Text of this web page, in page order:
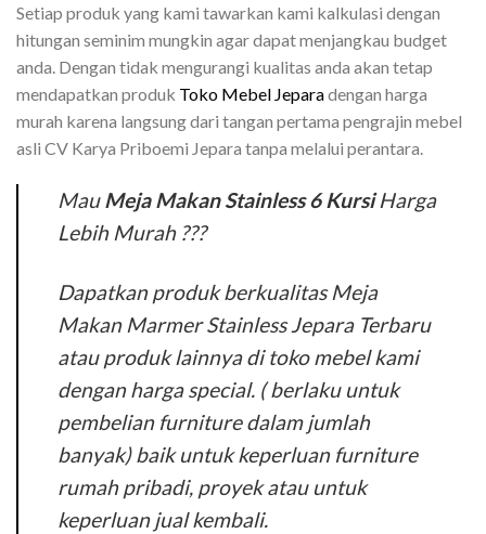
Setiap produk yang kami tawarkan kami kalkulasi dengan
hitungan seminim mungkin agar dapat menjangkau budget
anda. Dengan tidak mengurangi kualitas anda akan tetap
mendapatkan produk Toko Mebel Jeparadengan harga
murah karena langsung dari tangan pertama pengrajin mebel
asli CV Karya Priboemi Jepara tanpa melalui perantara.
MauMeja Makan Stainless 6 KursiHarga
Lebih Murah ???
Dapatkan produk berkualitas Meja
Makan Marmer Stainless Jepara Terbaru
atau produk lainnya di toko mebel kami
dengan harga special. ( berlaku untuk
pembelian furniture dalam jumlah
banyak) baik untuk keperluan furniture
rumah pribadi, proyek atau untuk
keperluan jual kembali.